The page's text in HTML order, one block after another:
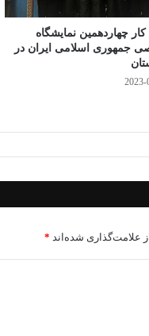
کار چهاردهمین نمایشگاه
جمهوری اسلامی ایران در
2023-
علامت‌گذاری شده‌اند *